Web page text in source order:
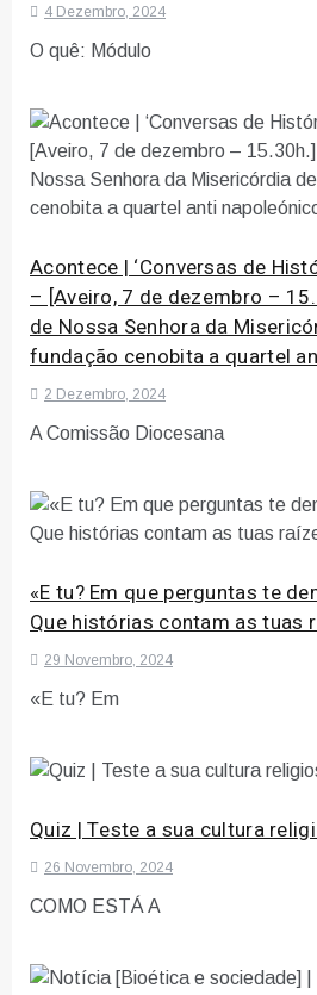
4 Dezembro, 2024
O quê: Módulo
Acontece | ‘Conversas de
– [Aveiro, 7 de dezembro –
de Nossa Senhora da
fundação cenobita a quartel
2 Dezembro, 2024
A Comissão Diocesana
«E tu? Em que perguntas te
Que histórias contam as tuas
29 Novembro, 2024
«E tu? Em
Quiz | Teste a sua cultura
26 Novembro, 2024
COMO ESTÁ A